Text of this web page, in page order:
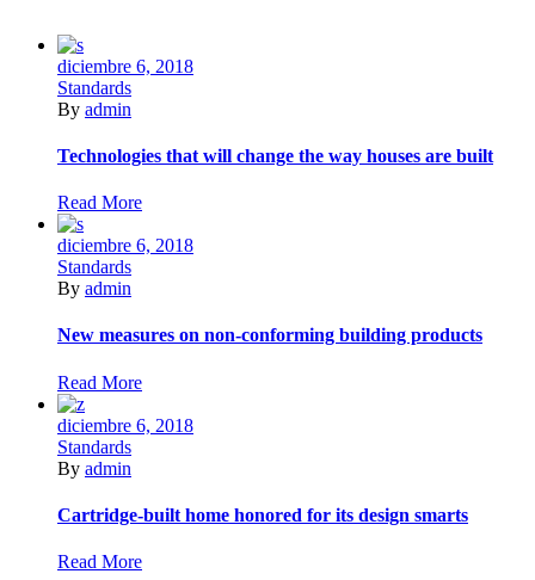
diciembre 6, 2018
Standards
By admin
Technologies that will change the way houses are built
Read More
diciembre 6, 2018
Standards
By admin
New measures on non-conforming building products
Read More
diciembre 6, 2018
Standards
By admin
Cartridge-built home honored for its design smarts
Read More